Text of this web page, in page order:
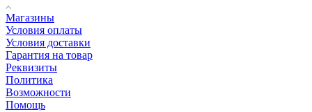
Магазины
Условия оплаты
Условия доставки
Гарантия на товар
Реквизиты
Политика
Возможности
Помощь